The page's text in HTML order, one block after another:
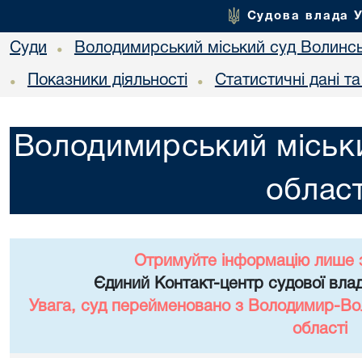
Судова влада
Суди • Володимирський міський суд
• Показники діяльності • Статистичні дані
Володимирський
Отримуйте інформацію лише
Єдиний Контакт-центр судової
Увага, суд перейменовано з Володимир-
області